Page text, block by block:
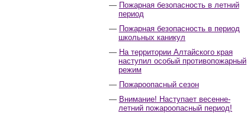
Пожарная безопасность в летний
период
Пожарная безопасность в период
школьных каникул
На территории Алтайского края
наступил особый противопожарный
режим
Пожароопасный сезон
Внимание! Наступает весенне-
летний пожароопасный период!